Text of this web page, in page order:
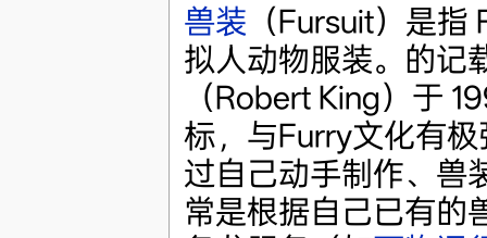
兽装 （Fursuit）是
拟人动物服装。的记
（Robert King）于
标，与Furry文化有
过自己动手制作、兽
常是根据自己已有的